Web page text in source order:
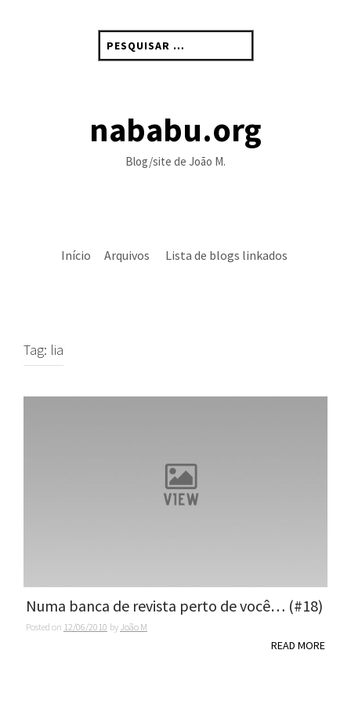
por:
nababu.org
Blog/site de João M.
Início Arquivos Lista de blogs linkados
Tag: lia
Numa banca de revista perto de você… (#18)
Posted on 12/06/2010 by João M
READ MORE